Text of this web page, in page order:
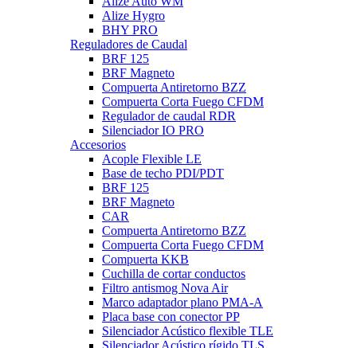
Alize Hygro
BHY PRO
Reguladores de Caudal
BRF 125
BRF Magneto
Compuerta Antiretorno BZZ
Compuerta Corta Fuego CFDM
Regulador de caudal RDR
Silenciador IO PRO
Accesorios
Acople Flexible LE
Base de techo PDI/PDT
BRF 125
BRF Magneto
CAR
Compuerta Antiretorno BZZ
Compuerta Corta Fuego CFDM
Compuerta KKB
Cuchilla de cortar conductos
Filtro antismog Nova Air
Marco adaptador plano PMA-A
Placa base con conector PP
Silenciador Acústico flexible TLE